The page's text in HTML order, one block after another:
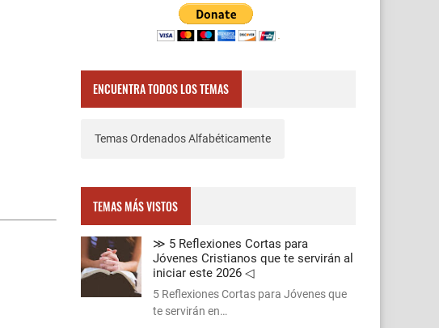
ENCUENTRA TODOS LOS TEMAS
Temas Ordenados Alfabéticamente
TEMAS MÁS VISTOS
≫ 5 Reflexiones Cortas para
Jóvenes Cristianos que te servirán al
iniciar este 2026 ◁
5 Reflexiones Cortas para Jóvenes que
te servirán en…